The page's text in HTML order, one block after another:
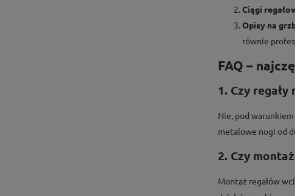
Ciągi
Opisy na
równie
FAQ –
1. Czy
Nie, pod
metalowe nogi od
2. Czy
Montaż regałów